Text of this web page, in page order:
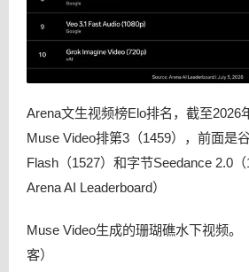
Arena文生视频榜Elo排名，截至2026
Muse Video排第3（1459），前面是
Flash（1527）和字节Seedance 2.0（
Arena AI Leaderboard）
Muse Video生成的珊瑚礁水下视频。
客）